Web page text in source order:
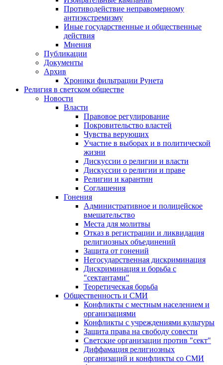
Противодействие неправомерному
антиэкстремизму
Иные государственные и общественные
действия
Мнения
Публикации
Документы
Архив
Хроники фильтрации Рунета
Религия в светском обществе
Новости
Власти
Правовое регулирование
Покровительство властей
Чувства верующих
Участие в выборах и в политической
жизни
Дискуссии о религии и власти
Дискуссии о религии и праве
Религии и карантин
Соглашения
Гонения
Административное и полицейское
вмешательство
Места для молитвы
Отказ в регистрации и ликвидация
религиозных объединений
Защита от гонений
Негосударственная дискриминация
Дискриминация и борьба с
"сектантами"
Теоретическая борьба
Общественность и СМИ
Конфликты с местным населением и
организациями
Конфликты с учреждениями культуры
Защита права на свободу совести
Светские организации против "сект"
Диффамация религиозных
организаций и конфликты со СМИ